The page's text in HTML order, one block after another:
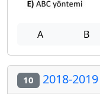
A B
10 2018-2019